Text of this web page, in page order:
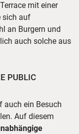
mit einer
sich auf
an Burgern und
auch solche aus
PUBLIC
auch ein Besuch
Auf diesem